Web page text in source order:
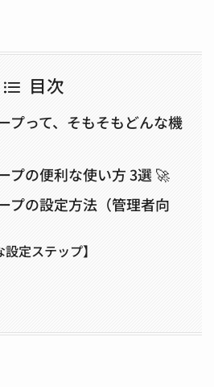
目次
プって、そもそもどんな機
プの便利な使い方 3選 🚀
プの設定方法（管理者向
設定ステップ】